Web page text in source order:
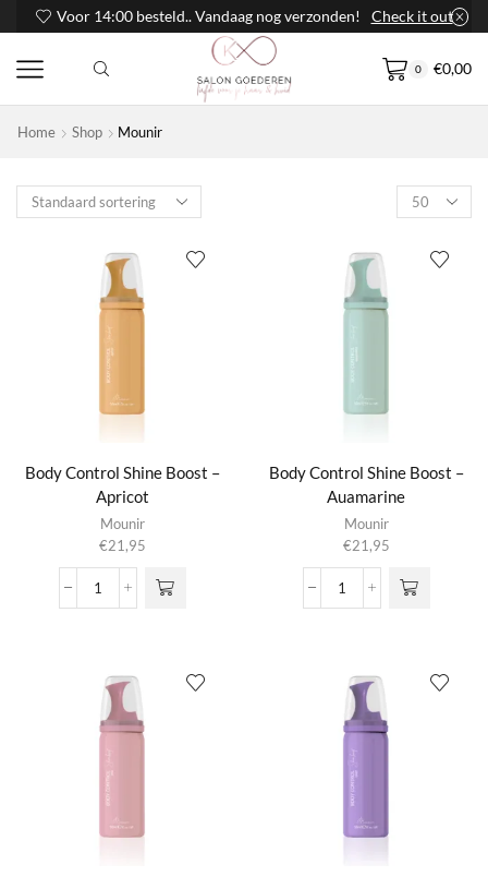
Voor 14:00 besteld.. Vandaag nog verzonden! Check it out
0 €0,00
Home Shop Mounir
Products
per
Body Control Shine Boost –
Apricot
Mounir
€21,95
Body
Apricot
aantal
Body Control Shine Boost –
Auamarine
Mounir
€21,95
Body
Auamarine
aantal